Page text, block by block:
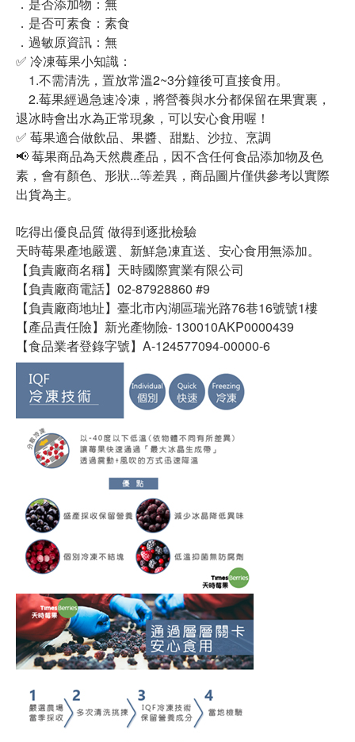
．是否可素食：素食
．過敏原資訊：無
✅ 冷凍莓果小知識：
1.不需清洗，置放常溫2~3分鐘後可直接食用。
2.莓果經過急速冷凍，將營養與水分都保留在果實裏，
退冰時會出水為正常現象，可以安心食用喔！
✅ 莓果適合做飲品、果醬、甜點、沙拉、烹調
📢 莓果商品為天然農產品，因不含任何食品添加物及色
素，會有顏色、形狀...等差異，商品圖片僅供參考以實際
出貨為主。
吃得出優良品質 做得到逐批檢驗
天時莓果產地嚴選、新鮮急凍直送、安心食用無添加。
【負責廠商名稱】天時國際實業有限公司
【負責廠商電話】02-87928860 #9
【負責廠商地址】臺北市內湖區瑞光路76巷16號號1樓
【產品責任險】新光產物險- 130010AKP0000439
【食品業者登錄字號】A-124577094-00000-6